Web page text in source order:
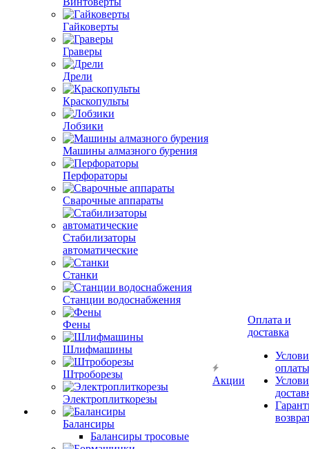
Гайковерты
Граверы
Дрели
Краскопульты
Лобзики
Машины алмазного бурения
Перфораторы
Сварочные аппараты
Стабилизаторы
автоматические
Станки
Станции водоснабжения
Фены
Шлифмашины
Штроборезы
Электроплиткорезы
Балансиры
Балансиры тросовые
Акции
Оплата и
доставка
оплаты